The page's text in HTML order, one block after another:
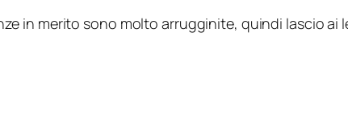
in merito sono molto arrugginite, quindi lascio